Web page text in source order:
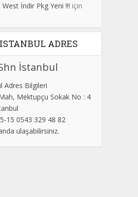
West İndir Pkg Yeni !!! için
ADRES
İstanbul
Adres Bilgileri
Mektupçu Sokak No : 4
15 0543 329 48 82
ulaşabilirsiniz.